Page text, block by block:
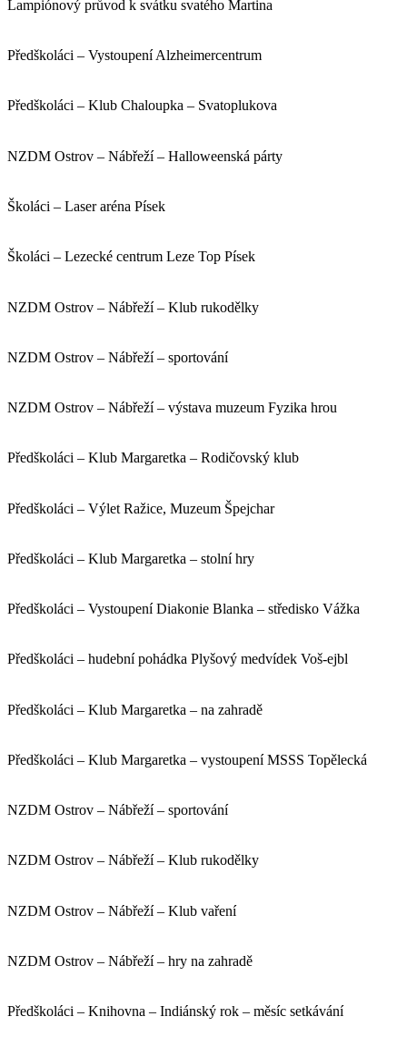
Lampiónový průvod k svátku svatého Martina
Předškoláci – Vystoupení Alzheimercentrum
Předškoláci – Klub Chaloupka – Svatoplukova
NZDM Ostrov – Nábřeží – Halloweenská párty
Školáci – Laser aréna Písek
Školáci – Lezecké centrum Leze Top Písek
NZDM Ostrov – Nábřeží – Klub rukodělky
NZDM Ostrov – Nábřeží – sportování
NZDM Ostrov – Nábřeží – výstava muzeum Fyzika hrou
Předškoláci – Klub Margaretka – Rodičovský klub
Předškoláci – Výlet Ražice, Muzeum Špejchar
Předškoláci – Klub Margaretka – stolní hry
Předškoláci – Vystoupení Diakonie Blanka – středisko Vážka
Předškoláci – hudební pohádka Plyšový medvídek Voš-ejbl
Předškoláci – Klub Margaretka – na zahradě
Předškoláci – Klub Margaretka – vystoupení MSSS Topělecká
NZDM Ostrov – Nábřeží – sportování
NZDM Ostrov – Nábřeží – Klub rukodělky
NZDM Ostrov – Nábřeží – Klub vaření
NZDM Ostrov – Nábřeží – hry na zahradě
Předškoláci – Knihovna – Indiánský rok – měsíc setkávání